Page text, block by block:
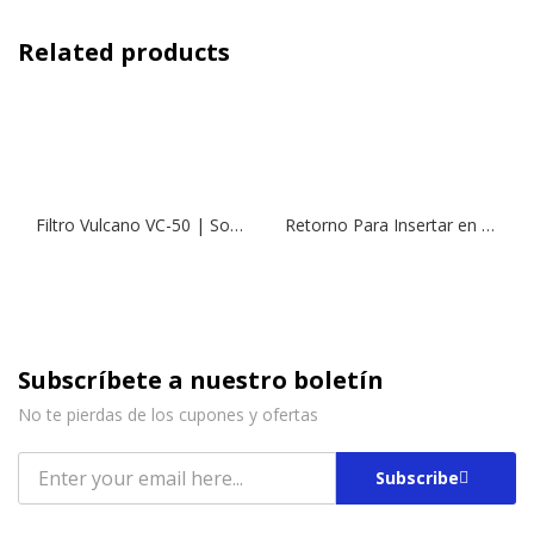
Related products
Filtro Vulcano VC-50 | Soplado (540mm) Retorno Para Insertar en ø50mm | Horn (ø45)
Subscríbete a nuestro boletín
No te pierdas de los cupones y ofertas
Subscribe